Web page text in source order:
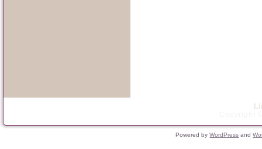
Powered byWordPress and